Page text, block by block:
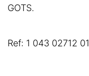
GOTS.
Ref: 1 043 02712 01